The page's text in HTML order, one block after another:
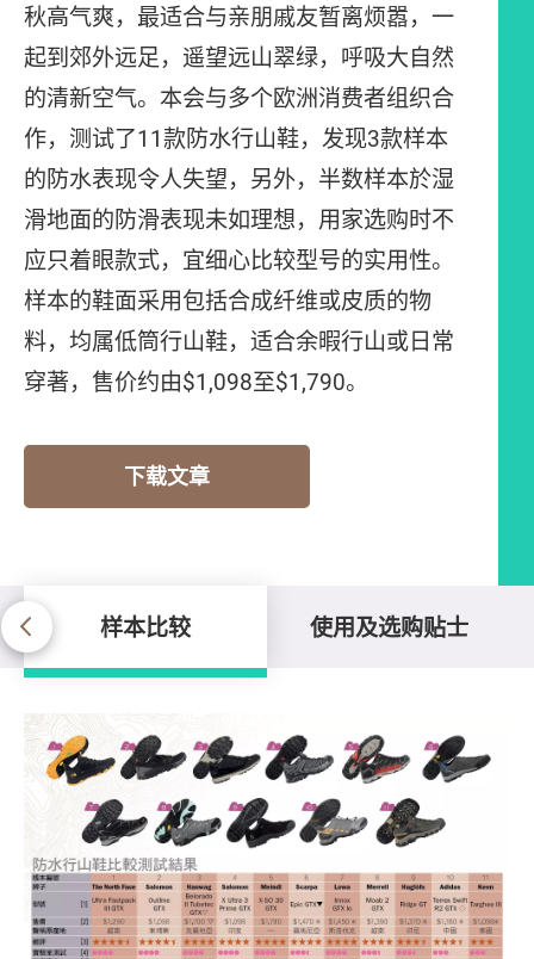
秋高气爽，最适合与亲朋戚友暂离烦嚣，一
起到郊外远足，遥望远山翠绿，呼吸大自然
的清新空气。本会与多个欧洲消费者组织合
作，测试了11款防水行山鞋，发现3款样本
的防水表现令人失望，另外，半数样本於湿
滑地面的防滑表现未如理想，用家选购时不
应只着眼款式，宜细心比较型号的实用性。
样本的鞋面采用包括合成纤维或皮质的物
料，均属低筒行山鞋，适合余暇行山或日常
穿著，售价约由$1,098至$1,790。
下载文章
样本比较 使用及选购贴士
样本比较